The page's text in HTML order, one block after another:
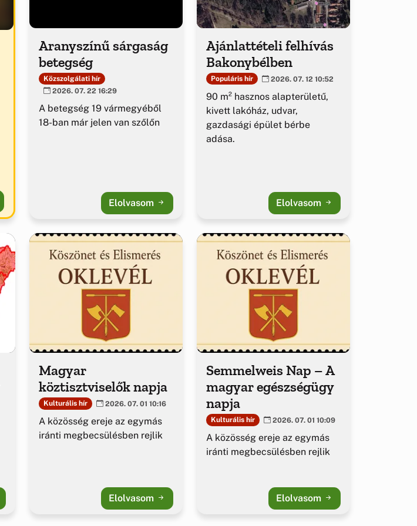
Aranyszínű sárgaság
betegség
Közszolgálati hír
2026. 07. 22 16:29
A betegség 19 vármegyéből
18-ban már jelen van szőlőn
Elolvasom
Ajánlattételi felhívás
Bakonybélben
Populáris hír 2026. 07. 12 10:52
90 m² hasznos alapterületű,
kivett lakóház, udvar,
gazdasági épület bérbe
adása.
Elolvasom
Magyar
köztisztviselők napja
Kulturális hír 2026. 07. 01 10:16
A közösség ereje az egymás
iránti megbecsülésben rejlik
Elolvasom
Semmelweis Nap – A
magyar egészségügy
napja
Kulturális hír 2026. 07. 01 10:09
A közösség ereje az egymás
iránti megbecsülésben rejlik
Elolvasom